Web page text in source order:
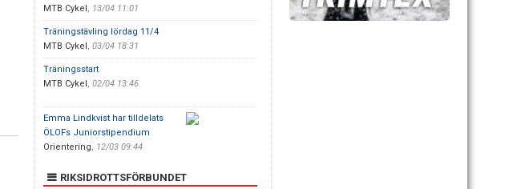
MTB Cykel, 13/04 11:01
Träningstävling lördag 11/4
MTB Cykel, 03/04 18:31
Träningsstart
MTB Cykel, 02/04 13:46
Emma Lindkvist har tilldelats
ÖLOFs Juniorstipendium
Orientering, 12/03 09:44
RIKSIDROTTSFÖRBUNDET